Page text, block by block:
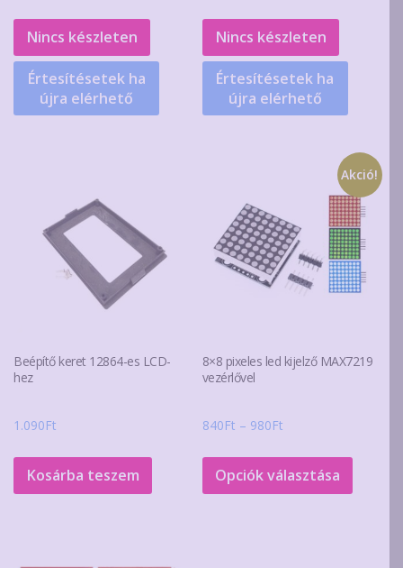
Nincs készleten
Értesítésetek ha
újra elérhető
Nincs készleten
Értesítésetek ha
újra elérhető
Beépítő keret 12864-es LCD-
hez
1.090Ft
Kosárba teszem
Akció!
8×8 pixeles led kijelző MAX7219
vezérlővel
840Ft – 980FtÁrtartomány:
-
980Ft
Opciók választása
Ennek